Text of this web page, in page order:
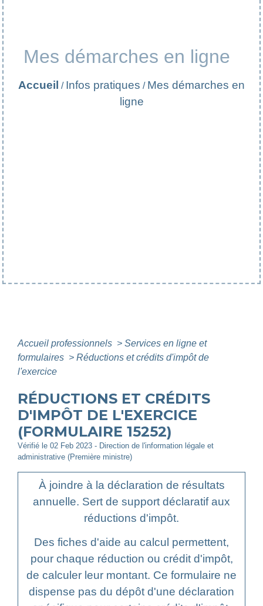
Mes démarches en ligne
Accueil / Infos pratiques / Mes démarches en
ligne
Accueil professionnels > Services en ligne et
formulaires > Réductions et crédits d'impôt de
l'exercice
RÉDUCTIONS ET CRÉDITS
D'IMPÔT DE L'EXERCICE
(FORMULAIRE 15252)
Vérifié le 02 Feb 2023 - Direction de l'information légale et
administrative (Première ministre)
À joindre à la déclaration de résultats
annuelle. Sert de support déclaratif aux
réductions d'impôt.
Des fiches d'aide au calcul permettent,
pour chaque réduction ou crédit d'impôt,
de calculer leur montant. Ce formulaire ne
dispense pas du dépôt d'une déclaration